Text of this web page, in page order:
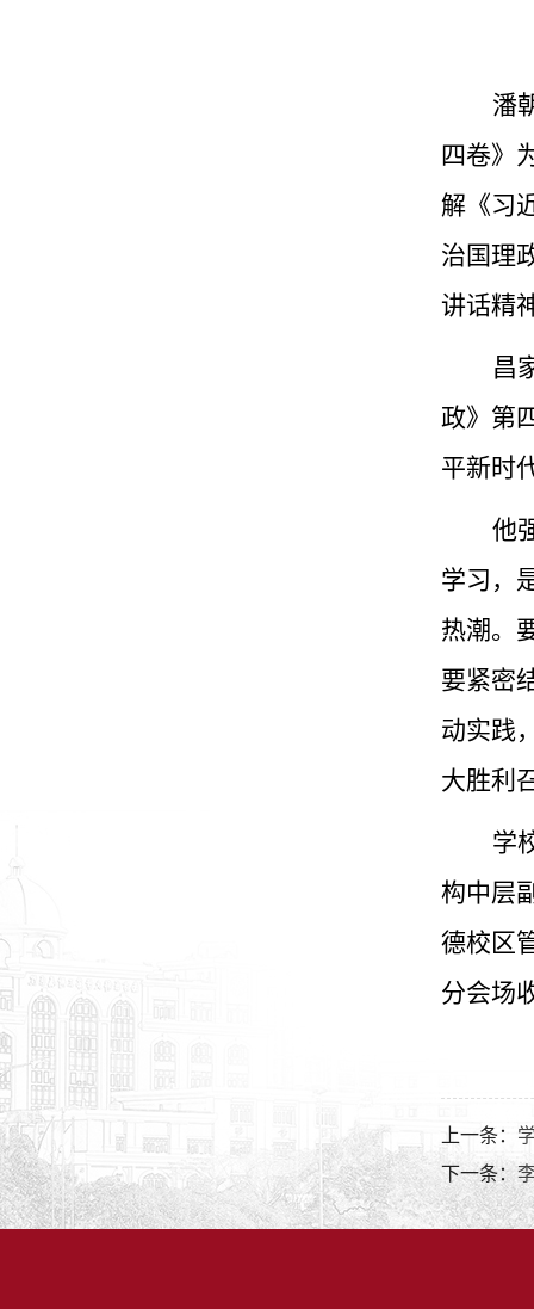
潘
四卷》
解《习
治国理
讲话精
昌
政》第
平新时
他
学习，
热潮。
要紧密
动实践
大胜利
学
构中层
德校区
分会场
上一条：
下一条：